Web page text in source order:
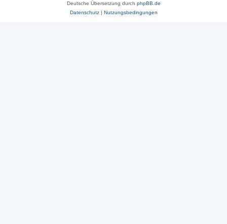
Deutsche Übersetzung durch phpBB.de
Datenschutz| Nutzungsbedingungen